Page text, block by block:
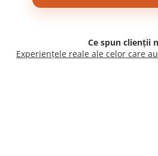
Ce spun clienții
Experiențele reale ale celor care